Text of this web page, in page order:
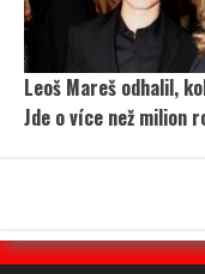
Leoš Mareš odhalil,
Jde o více než milion